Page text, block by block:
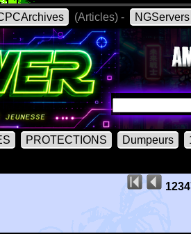
(Articles) - NGServers
PROTECTIONS Dumpeurs